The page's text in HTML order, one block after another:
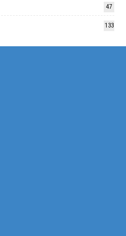
47
133